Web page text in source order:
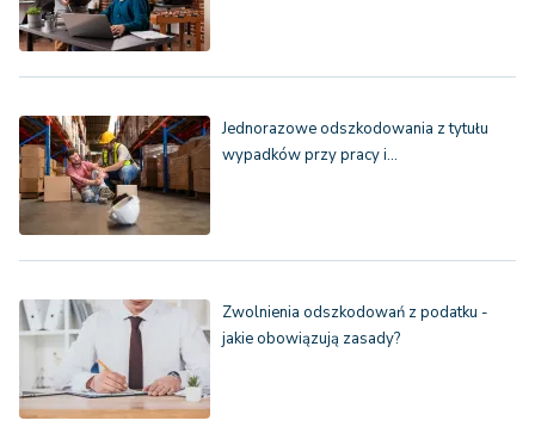
Jednorazowe odszkodowania z tytułu
wypadków przy pracy i…
Zwolnienia odszkodowań z podatku -
jakie obowiązują zasady?